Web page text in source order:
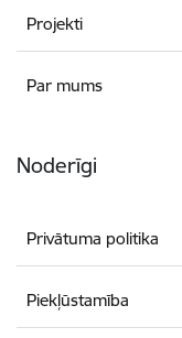
Projekti
Par mums
Noderīgi
Privātuma politika
Piekļūstamība